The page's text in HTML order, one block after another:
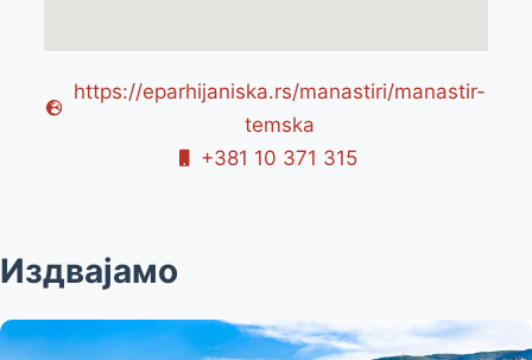
https://eparhijaniska.rs/manastiri/manastir-
temska
+381 10 371 315
Издвајамо